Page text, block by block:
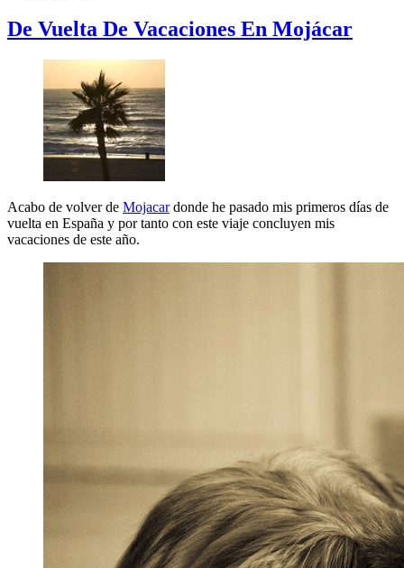
De Vuelta De Vacaciones En Mojácar
Acabo de volver de Mojacardonde he pasado mis primeros días de
vuelta en España y por tanto con este viaje concluyen mis
vacaciones de este año.